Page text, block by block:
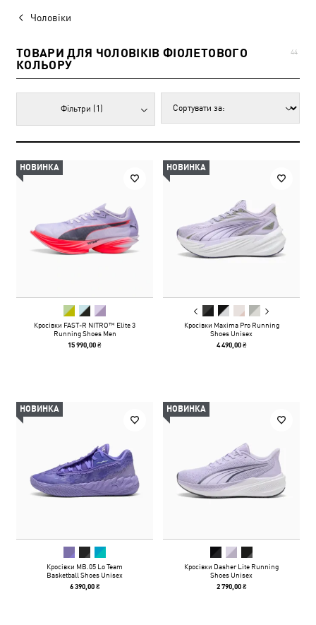
Чоловіки
ТОВАРИ ДЛЯ ЧОЛОВІКІВ ФІОЛЕТОВОГО
КОЛЬОРУ
44
Фільтри (1)
НОВИНКА
Кросівки FAST-R NITRO™ Elite 3
Running Shoes Men
15 990,00 ₴
НОВИНКА
Кросівки Maxima Pro Running
Shoes Unisex
4 490,00 ₴
НОВИНКА
Кросівки MB.05 Lo Team
Basketball Shoes Unisex
6 390,00 ₴
НОВИНКА
Кросівки Dasher Lite Running
Shoes Unisex
2 790,00 ₴